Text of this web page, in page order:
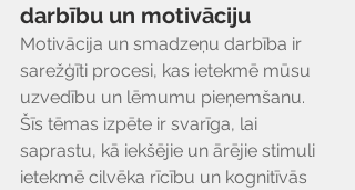
darbību un motivāciju
Motivācija un smadzeņu darbība ir
sarežģīti procesi, kas ietekmē mūsu
uzvedību un lēmumu pieņemšanu.
Šīs tēmas izpēte ir svarīga, lai
saprastu, kā iekšējie un ārējie stimuli
ietekmē cilvēka rīcību un kognitīvās